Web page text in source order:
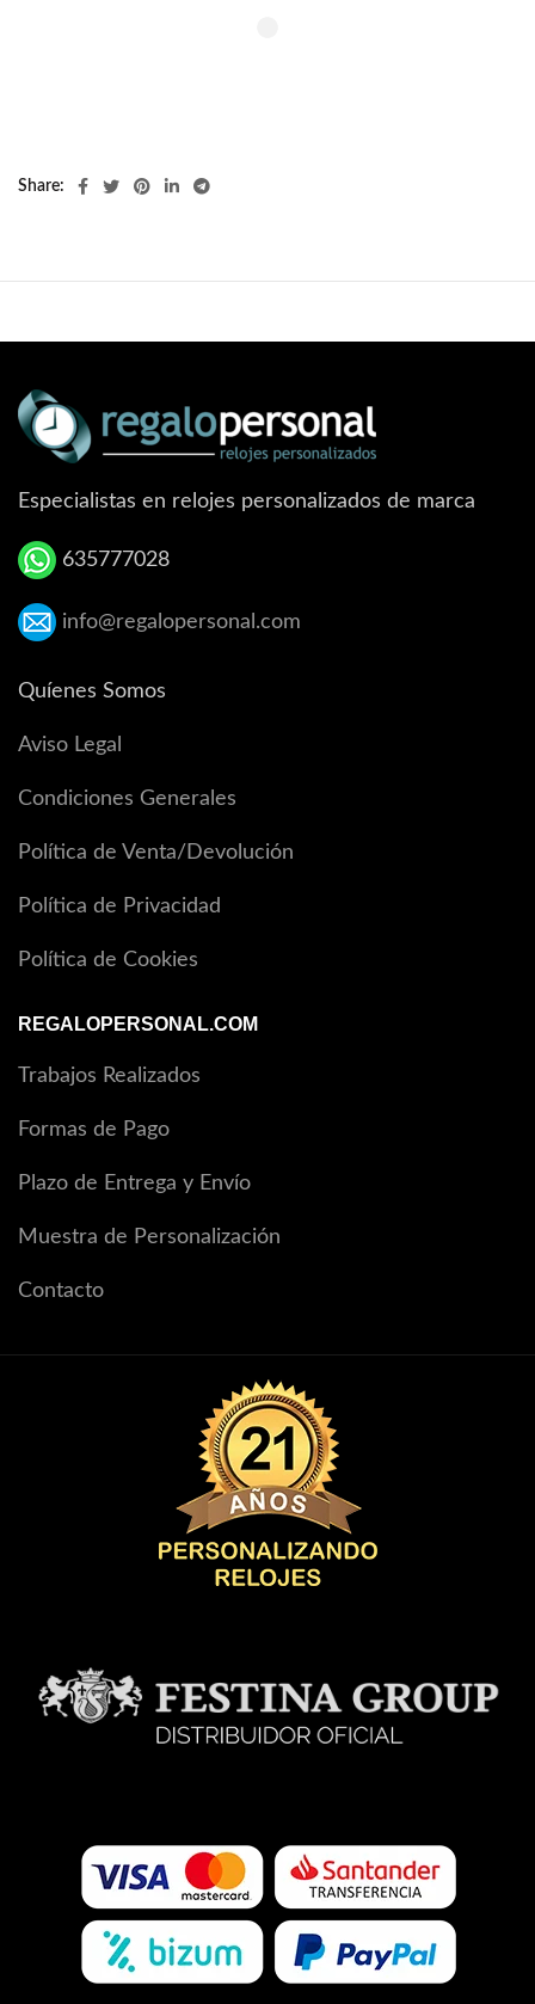
Share
Especialistas en relojes personalizados de marca
635777028
info@regalopersonal.com
Quíenes Somos
Aviso Legal
Condiciones Generales
Política de Venta/Devolución
Política de Privacidad
Política de Cookies
REGALOPERSONAL.COM
Trabajos Realizados
Formas de Pago
Plazo de Entrega y Envío
Muestra de Personalización
Contacto